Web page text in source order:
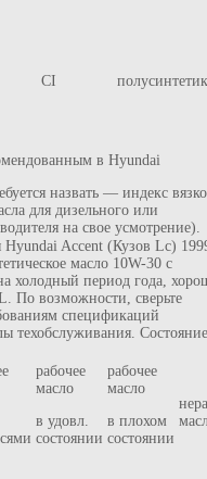
CI
в Hyundai
назвать — индекс
для дизельного или
на свое усмотрение).
Hyundai Accent (Кузов Lc)
масло 10W-30 с
холодный период года,
По возможности, сверьте
спецификаций
техобслуживания. Состояние
рабочее
масло
в удовл.
состоянии
рабочее
масло
в плохом
состоянии